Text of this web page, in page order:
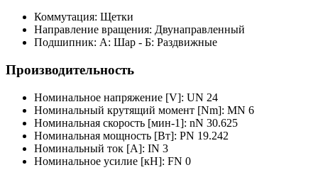
Коммутация: Щетки
Направление вращения: Двунаправленный
Подшипник: А: Шар - Б: Раздвижные
Производительность
Номинальное напряжение [V]: UN 24
Номинальный крутящий момент [Nm]: MN 6
Номинальная скорость [мин-1]: nN 30.625
Номинальная мощность [Вт]: PN 19.242
Номинальный ток [A]: IN 3
Номинальное усилие [кН]: FN 0